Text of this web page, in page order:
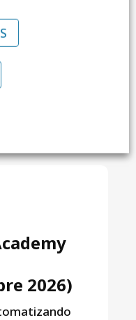
de 4
y
2026)